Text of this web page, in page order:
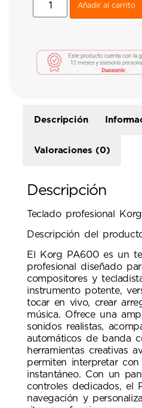
Añadir al carrito
Descripción
Valoraciones (0)
Descripción
Teclado profesional
Descripción del
El Korg PA600 es un
profesional diseñado
compositores y
instrumento potente,
tocar en vivo, crear
música. Ofrece una
sonidos realistas,
automáticos de banda
herramientas creativas
permiten interpretar con
instantáneo. Con un
controles dedicados, el
navegación y